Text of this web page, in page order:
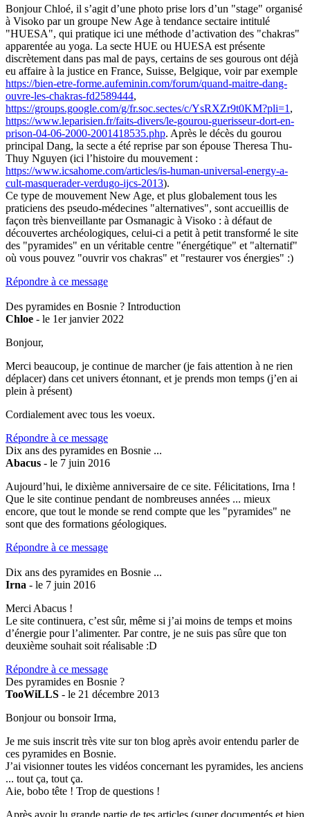
Bonjour Chloé, il s’agit d’une photo prise lors d’un "stage" organisé
à Visoko par un groupe New Age à tendance sectaire intitulé
"HUESA", qui pratique ici une méthode d’activation des "chakras"
apparentée au yoga. La secte HUE ou HUESA est présente
discrètement dans pas mal de pays, certains de ses gourous ont déjà
eu affaire à la justice en France, Suisse, Belgique, voir par exemple
https://bien-etre-forme.aufeminin.com/forum/quand-maitre-dang-
ouvre-les-chakras-fd2589444,
https://groups.google.com/g/fr.soc.sectes/c/YsRXZr9t0KM?pli=1 ,
https://www.leparisien.fr/faits-divers/le-gourou-guerisseur-dort-en-
prison-04-06-2000-2001418535.php. Après le décès du gourou
principal Dang, la secte a été reprise par son épouse Theresa Thu-
Thuy Nguyen (ici l’histoire du mouvement :
https://www.icsahome.com/articles/is-human-universal-energy-a-
cult-masquerader-verdugo-ijcs-2013).
Ce type de mouvement New Age, et plus globalement tous les
praticiens des pseudo-médecines "alternatives", sont accueillis de
façon très bienveillante par Osmanagic à Visoko : à défaut de
découvertes archéologiques, celui-ci a petit à petit transformé le site
des "pyramides" en un véritable centre "énergétique" et "alternatif"
où vous pouvez "ouvrir vos chakras" et "restaurer vos énergies" :)
Répondre à ce message
Des pyramides en Bosnie ? Introduction
Chloe - le 1er janvier 2022
Bonjour,
Merci beaucoup, je continue de marcher (je fais attention à ne rien
déplacer) dans cet univers étonnant, et je prends mon temps (j’en ai
plein à présent)
Cordialement avec tous les voeux.
Répondre à ce message
Dix ans des pyramides en Bosnie ...
Abacus - le 7 juin 2016
Aujourd’hui, le dixième anniversaire de ce site. Félicitations, Irna !
Que le site continue pendant de nombreuses années ... mieux
encore, que tout le monde se rend compte que les "pyramides" ne
sont que des formations géologiques.
Répondre à ce message
Dix ans des pyramides en Bosnie ...
Irna - le 7 juin 2016
Merci Abacus !
Le site continuera, c’est sûr, même si j’ai moins de temps et moins
d’énergie pour l’alimenter. Par contre, je ne suis pas sûre que ton
deuxième souhait soit réalisable :D
Répondre à ce message
Des pyramides en Bosnie ?
TooWiLLS - le 21 décembre 2013
Bonjour ou bonsoir Irma,
Je me suis inscrit très vite sur ton blog après avoir entendu parler de
ces pyramides en Bosnie.
J’ai visionner toutes les vidéos concernant les pyramides, les anciens
... tout ça, tout ça.
Aie, bobo tête ! Trop de questions !
Après avoir lu grande partie de tes articles (super documentés et bien